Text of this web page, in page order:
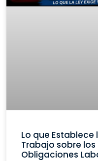
Lo que Establece
Trabajo sobre los
Obligaciones